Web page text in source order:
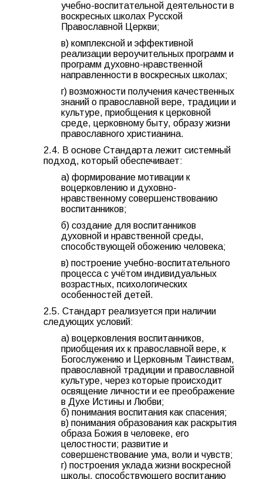
учебно-воспитательной деятельности в
воскресных школах Русской
Православной Церкви;
в) комплексной и эффективной
реализации вероучительных программ и
программ духовно-нравственной
направленности в воскресных школах;
г) возможности получения качественных
знаний о православной вере, традиции и
культуре, приобщения к церковной
среде, церковному быту, образу жизни
православного христианина.
2.4. В основе Стандарта лежит системный
подход, который обеспечивает:
а) формирование мотивации к
воцерковлению и духовно-
нравственному совершенствованию
воспитанников;
б) создание для воспитанников
духовной и нравственной среды,
способствующей обожению человека;
в) построение учебно-воспитательного
процесса с учётом индивидуальных
возрастных, психологических
особенностей детей.
2.5. Стандарт реализуется при наличии
следующих условий:
а) воцерковления воспитанников,
приобщения их к православной вере, к
Богослужению и Церковным Таинствам,
православной традиции и православной
культуре, через которые происходит
освящение личности и ее преображение
в Духе Истины и Любви;
б) понимания воспитания как спасения;
в) понимания образования как раскрытия
образа Божия в человеке, его
целостности; развитие и
совершенствование ума, воли и чувств;
г) построения уклада жизни воскресной
школы, способствующего воспитанию